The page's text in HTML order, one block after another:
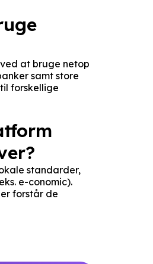
at bruge netop
samt store
forskellige
standarder,
e-conomic).
forstår de